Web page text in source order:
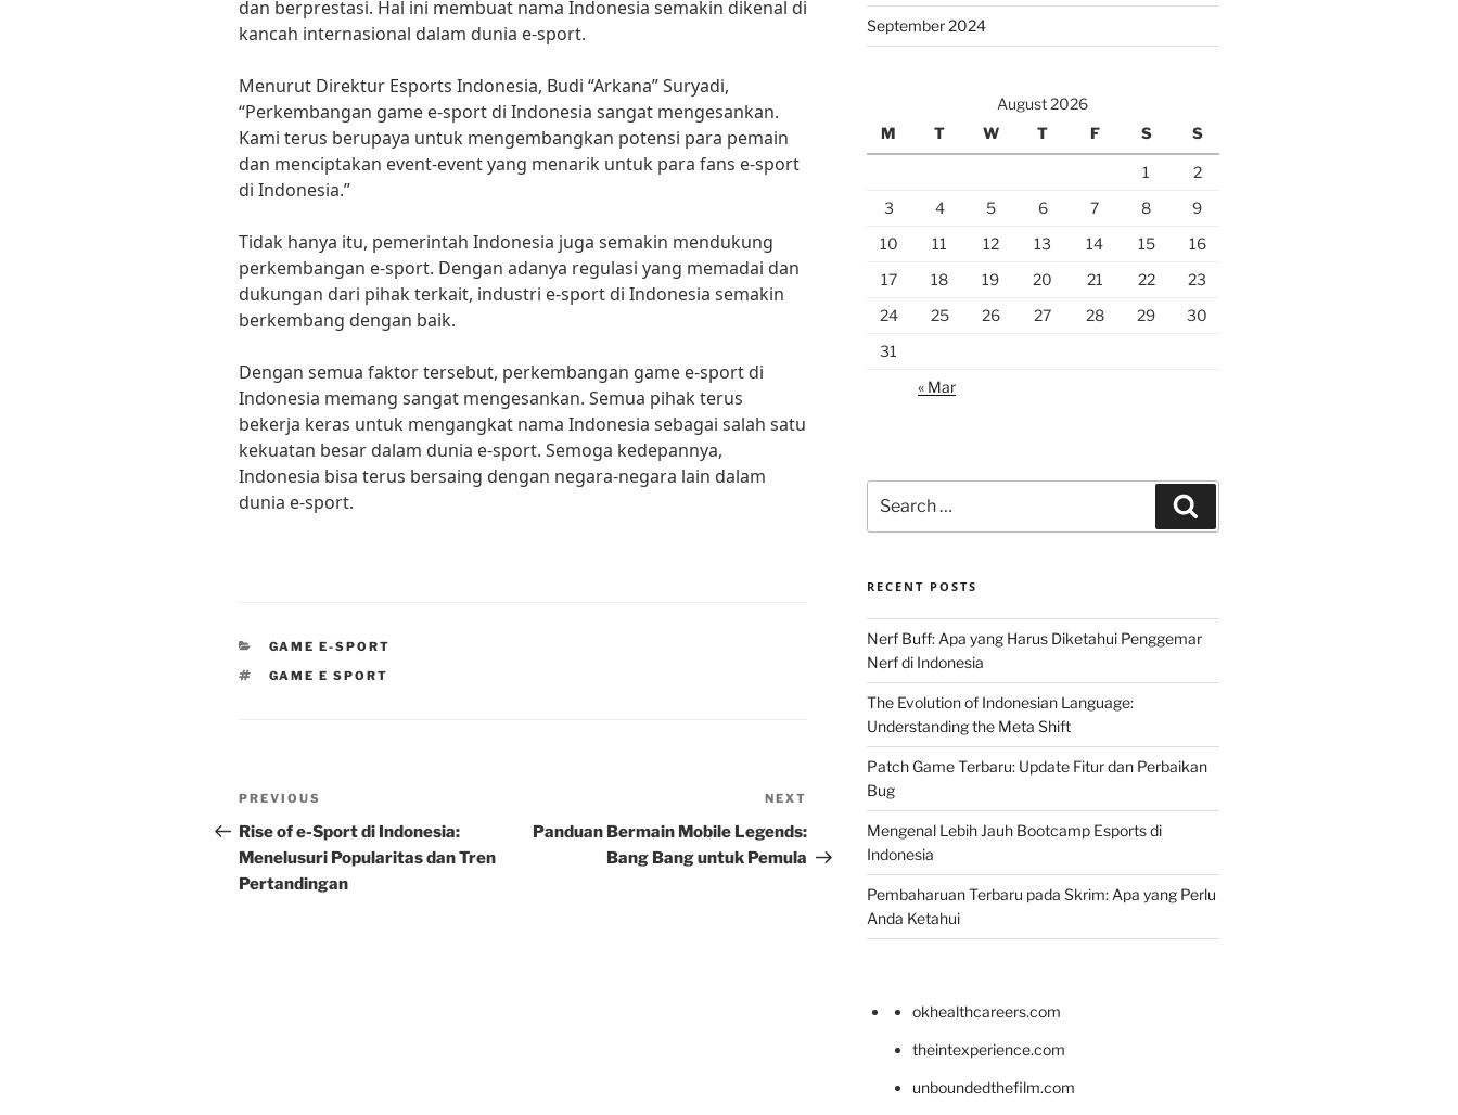
dan berprestasi. Hal ini membuat nama Indonesia semakin dikenal di
kancah internasional dalam dunia e-sport.
Menurut Direktur Esports Indonesia, Budi “Arkana” Suryadi,
“Perkembangan game e-sport di Indonesia sangat mengesankan.
Kami terus berupaya untuk mengembangkan potensi para pemain
dan menciptakan event-event yang menarik untuk para fans e-sport
di Indonesia.”
Tidak hanya itu, pemerintah Indonesia juga semakin mendukung
perkembangan e-sport. Dengan adanya regulasi yang memadai dan
dukungan dari pihak terkait, industri e-sport di Indonesia semakin
berkembang dengan baik.
Dengan semua faktor tersebut, perkembangan game e-sport di
Indonesia memang sangat mengesankan. Semua pihak terus
bekerja keras untuk mengangkat nama Indonesia sebagai salah satu
kekuatan besar dalam dunia e-sport. Semoga kedepannya,
Indonesia bisa terus bersaing dengan negara-negara lain dalam
dunia e-sport.
CATEGORIES
GAME E-SPORT
TAGS
GAME E SPORT
Post
navigation
Previous
Post
PREVIOUS
Rise of e-Sport di Indonesia:
Menelusuri Popularitas dan Tren
Pertandingan
Post
NEXT
Panduan Bermain Mobile Legends:
Bang Bang untuk Pemula
September 2024
August 2026
M
T W T F S S
1
2
3
4 5 6 7 8
9
10
11 12 13 14 15
16
17
18 19 20 21 22
23
24
25 26 27 28 29
30
31
« Mar
for:
RECENT POSTS
Nerf Buff: Apa yang Harus Diketahui Penggemar
Nerf di Indonesia
The Evolution of Indonesian Language:
Understanding the Meta Shift
Patch Game Terbaru: Update Fitur dan Perbaikan
Bug
Mengenal Lebih Jauh Bootcamp Esports di
Indonesia
Pembaharuan Terbaru pada Skrim: Apa yang Perlu
Anda Ketahui
okhealthcareers.com
theintexperience.com
unboundedthefilm.com